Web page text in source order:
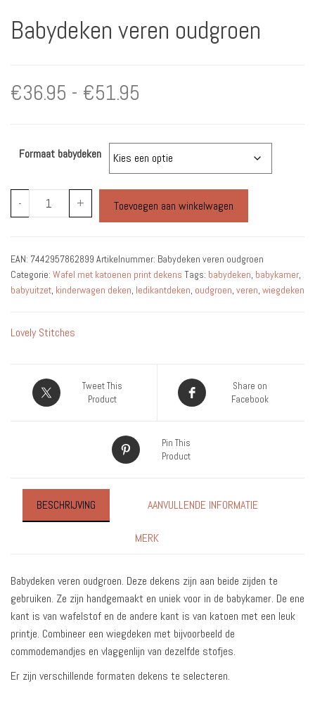
Babydeken veren oudgroen
€36.95 - €51.95
tot
€51.95
Formaat babydeken
-
Babydeken
veren
+ Toevoegen aan winkelwagen
EAN: 7442957862899 Artikelnummer: Babydeken veren oudgroen
Categorie: Wafel met katoenen print dekens Tags: babydeken babykamer
babyuitzet kinderwagen deken ledikantdeken oudgroen veren wiegdeken
Lovely Stitches
Tweet This
Product
Share on
Facebook
Pin This
Product
BESCHRIJVING AANVULLENDE INFORMATIE
MERK
Babydeken veren oudgroen. Deze dekens zijn aan beide zijden te
gebruiken. Ze zijn handgemaakt en uniek voor in de babykamer. De ene
kant is van wafelstof en de andere kant is van katoen met een leuk
printje. Combineer een wiegdeken met bijvoorbeeld de
commodemandjes en vlaggenlijn van dezelfde stofjes.
Er zijn verschillende formaten dekens te selecteren.